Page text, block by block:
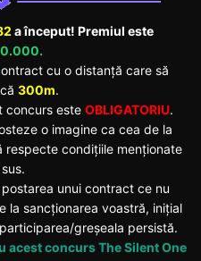
a început! Premiul este
cu o distanță care să
300m.
concurs este OBLIGATORIU.
o imagine ca cea de la
respecte condițiile menționate
unui contract ce nu
la sancționarea voastră, inițial
greșeala persistă.
acest concurs The Silent One